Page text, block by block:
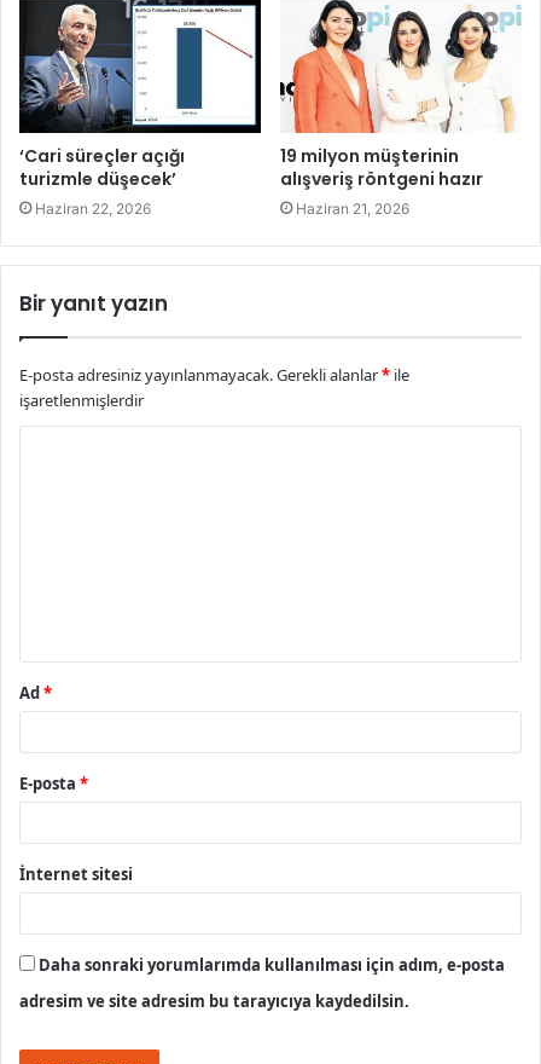
‘Cari süreçler açığı
turizmle düşecek’
Haziran 22, 2026
19 milyon müşterinin
alışveriş röntgeni hazır
Haziran 21, 2026
Bir yanıt yazın
E-posta adresiniz yayınlanmayacak.Gerekli alanlar* ile
işaretlenmişlerdir
Ad *
E-posta *
İnternet sitesi
Daha sonraki yorumlarımda kullanılması için adım, e-posta
adresim ve site adresim bu tarayıcıya kaydedilsin.